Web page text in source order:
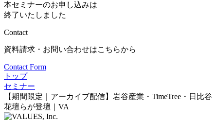
本セミナーのお申し込みは
終了いたしました
Contact
資料請求・お問い合わせはこちらから
Contact Form
トップ
セミナー
【期間限定｜アーカイブ配信】岩谷産業・TimeTree・日比谷
花壇らが登壇｜VA